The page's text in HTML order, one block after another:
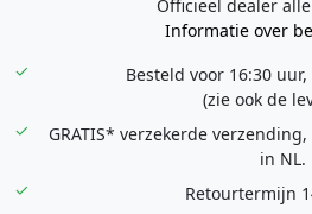
Officieel dealer
Informatie over
Besteld voor 16:30
(zie ook de
GRATIS* verzekerde
in NL.
Retourtermijn